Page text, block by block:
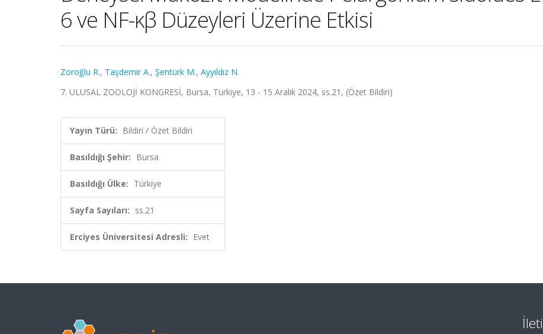
6 ve NF-κβ Düzeyleri Üzerine Etkisi
Zoroğlu R., Taşdemir A., Şentürk M., Ayyıldız N.
7. ULUSAL ZOOLOJİ KONGRESİ, Bursa, Türkiye, 13 - 15 Aralık 2024, ss.21, (Özet Bildiri)
Yayın Türü: Bildiri / Özet Bildiri
Basıldığı Şehir: Bursa
Basıldığı Ülke: Türkiye
Sayfa Sayıları: ss.21
Erciyes Üniversitesi Adresli: Evet